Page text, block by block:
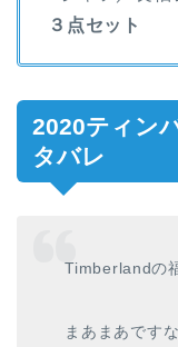
３点セット
2020ティン
タバレ
Timberlandの
まあまあです